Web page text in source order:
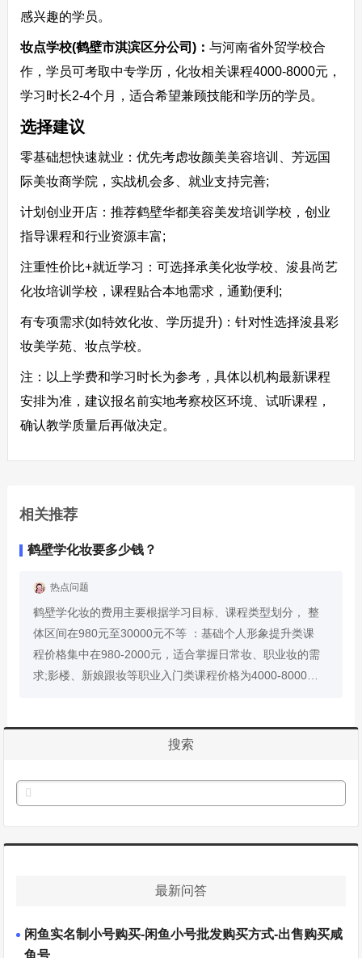
感兴趣的学员。​
妆点学校(鹤壁市淇滨区分公司)： 与河南省外贸学校合
作，学员可考取中专学历，化妆相关课程4000-8000元，
学习时长2-4个月，适合希望兼顾技能和学历的学员。​
选择建议​
零基础想快速就业：优先考虑妆颜美美容培训、芳远国
际美妆商学院，实战机会多、就业支持完善;​
计划创业开店：推荐鹤壁华都美容美发培训学校，创业
指导课程和行业资源丰富;​
注重性价比+就近学习：可选择承美化妆学校、浚县尚艺
化妆培训学校，课程贴合本地需求，通勤便利;​
有专项需求(如特效化妆、学历提升)：针对性选择浚县彩
妆美学苑、妆点学校。​
注：以上学费和学习时长为参考，具体以机构最新课程
安排为准，建议报名前实地考察校区环境、试听课程，
确认教学质量后再做决定。
相关推荐
鹤壁学化妆要多少钱？
热点问题
鹤壁学化妆的费用主要根据学习目标、课程类型划分， 整
体区间在980元至30000元不等 ：基础个人形象提升类课
程价格集中在980-2000元，适合掌握日常妆、职业妆的需
求;影楼、新娘跟妆等职业入门类课程价格为4000-8000
搜索
最新问答
闲鱼实名制小号购买-闲鱼小号批发购买方式-出售购买咸
鱼号